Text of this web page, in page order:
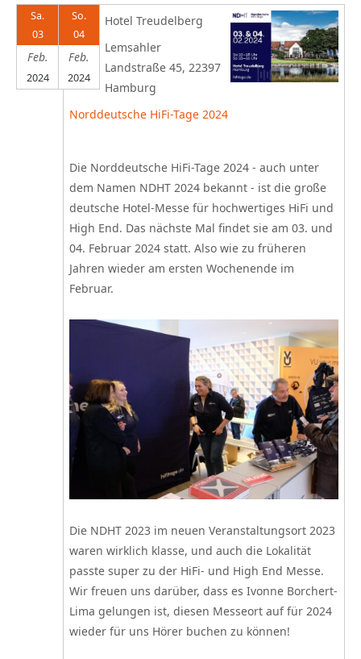
Sa.
03
Feb.
2024
So.
04
Feb.
2024
Hotel Treudelberg
Lemsahler
Landstraße 45, 22397
Hamburg
Norddeutsche HiFi-Tage 2024
Die Norddeutsche HiFi-Tage 2024 - auch unter
dem Namen NDHT 2024 bekannt - ist die große
deutsche Hotel-Messe für hochwertiges HiFi und
High End. Das nächste Mal findet sie am 03. und
04. Februar 2024 statt. Also wie zu früheren
Jahren wieder am ersten Wochenende im
Februar.
Die NDHT 2023 im neuen Veranstaltungsort 2023
waren wirklich klasse, und auch die Lokalität
passte super zu der HiFi- und High End Messe.
Wir freuen uns darüber, dass es Ivonne Borchert-
Lima gelungen ist, diesen Messeort auf für 2024
wieder für uns Hörer buchen zu können!